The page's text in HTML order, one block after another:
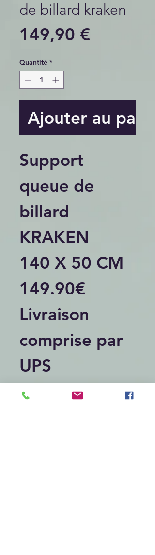
de billard kraken
149,90 €Prix
Quantité *
Ajouter au
Support
queue de
billard
KRAKEN
140 X 50 CM
149.90€
Livraison
comprise par
UPS